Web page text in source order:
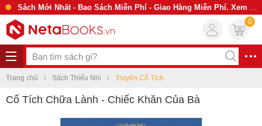
Sách Mới Nhất - Bao Sách Miễn Phí - Giao Hàng Miễn Phí. Xem Ngay
0
Trang chủ Sách Thiếu Nhi Truyện Cổ Tích
Cổ Tích Chữa Lành - Chiếc Khăn Của Bà